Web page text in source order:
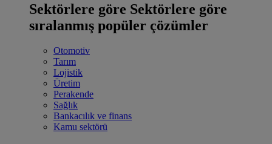
Sektörlere göre Sektörlere göre
sıralanmış popüler çözümler
Otomotiv
Tarım
Lojistik
Üretim
Perakende
Sağlık
Bankacılık ve finans
Kamu sektörü